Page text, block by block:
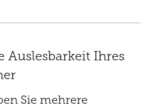
Auslesbarkeit Ihres
Sie mehrere